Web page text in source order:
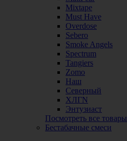
Mixtape
Must Have
Overdose
Sebero
Smoke Angels
Spectrum
Tangiers
Zomo
Наш
Северный
ХЛГN
Энтузиаст
Посмотреть все товары
Бестабачные смеси